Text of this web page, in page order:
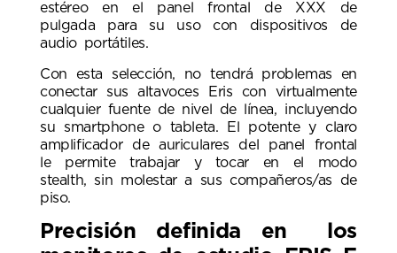
estéreo en el panel frontal de XXX de
pulgada para su uso con dispositivos de
audio portátiles.
Con esta selección, no tendrá problemas en
conectar sus altavoces Eris con virtualmente
cualquier fuente de nivel de línea, incluyendo
su smartphone o tableta. El potente y claro
amplificador de auriculares del panel frontal
le permite trabajar y tocar en el modo
stealth, sin molestar a sus compañeros/as de
piso.
Precisión definida en los